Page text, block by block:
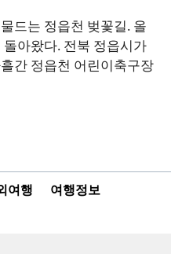
드는 정읍천 벚꽃길. 올
아왔다. 전북 정읍시가
간 정읍천 어린이축구장
여행
여행정보